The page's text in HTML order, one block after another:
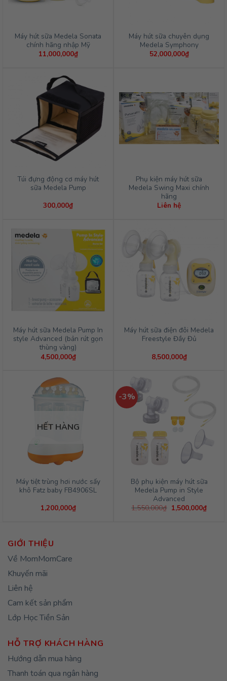
Máy hút sữa Medela Sonata
chính hãng nhập Mỹ
11,000,000₫
Máy hút sữa chuyên dụng
Medela Symphony
52,000,000₫
Túi đựng động cơ máy hút
sữa Medela Pump
300,000₫
Phụ kiện máy hút sữa
Medela Swing Maxi chính
hãng
Liên hệ
Máy hút sữa Medela Pump In
style Advanced (bản rút gọn
thùng vàng)
4,500,000₫
Máy hút sữa điện đôi Medela
Freestyle Đầy Đủ
8,500,000₫
HẾT HÀNG
Máy tiệt trùng hơi nước sấy
khô Fatz baby FB4906SL
1,200,000₫
-3%
Bộ phụ kiện máy hút sữa
Medela Pump in Style
Advanced
1,550,000₫ Giá
gốc
1,500,000₫Giá
hiện
GIỚI THIỆU
Về MomMomCare
Khuyến mãi
Liên hệ
Cam kết sản phẩm
Lớp Học Tiền Sản
HỖ TRỢ KHÁCH HÀNG
Hướng dẫn mua hàng
Thanh toán qua ngân hàng